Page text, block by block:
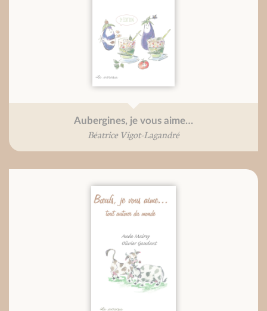
Aubergines, je vous aime…
Béatrice Vigot-Lagandré